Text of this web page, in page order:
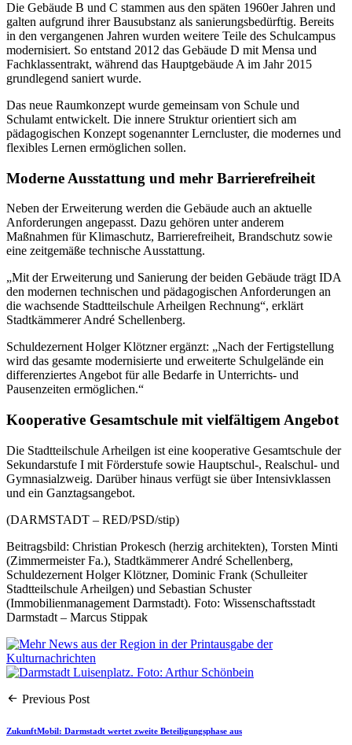
Die Gebäude B und C stammen aus den späten 1960er Jahren und
galten aufgrund ihrer Bausubstanz als sanierungsbedürftig. Bereits
in den vergangenen Jahren wurden weitere Teile des Schulcampus
modernisiert. So entstand 2012 das Gebäude D mit Mensa und
Fachklassentrakt, während das Hauptgebäude A im Jahr 2015
grundlegend saniert wurde.
Das neue Raumkonzept wurde gemeinsam von Schule und
Schulamt entwickelt. Die innere Struktur orientiert sich am
pädagogischen Konzept sogenannter Lerncluster, die modernes und
flexibles Lernen ermöglichen sollen.
Moderne Ausstattung und mehr Barrierefreiheit
Neben der Erweiterung werden die Gebäude auch an aktuelle
Anforderungen angepasst. Dazu gehören unter anderem
Maßnahmen für Klimaschutz, Barrierefreiheit, Brandschutz sowie
eine zeitgemäße technische Ausstattung.
„Mit der Erweiterung und Sanierung der beiden Gebäude trägt IDA
den modernen technischen und pädagogischen Anforderungen an
die wachsende Stadtteilschule Arheilgen Rechnung“, erklärt
Stadtkämmerer André Schellenberg.
Schuldezernent Holger Klötzner ergänzt: „Nach der Fertigstellung
wird das gesamte modernisierte und erweiterte Schulgelände ein
differenziertes Angebot für alle Bedarfe in Unterrichts- und
Pausenzeiten ermöglichen.“
Kooperative Gesamtschule mit vielfältigem Angebot
Die Stadtteilschule Arheilgen ist eine kooperative Gesamtschule der
Sekundarstufe I mit Förderstufe sowie Hauptschul-, Realschul- und
Gymnasialzweig. Darüber hinaus verfügt sie über Intensivklassen
und ein Ganztagsangebot.
(DARMSTADT – RED/PSD/stip)
Beitragsbild: Christian Prokesch (herzig architekten), Torsten Minti
(Zimmermeister Fa.), Stadtkämmerer André Schellenberg,
Schuldezernent Holger Klötzner, Dominic Frank (Schulleiter
Stadtteilschule Arheilgen) und Sebastian Schuster
(Immobilienmanagement Darmstadt). Foto: Wissenschaftsstadt
Darmstadt – Marcus Stippak
Previous Post
ZukunftMobil: Darmstadt wertet zweite Beteiligungsphase aus